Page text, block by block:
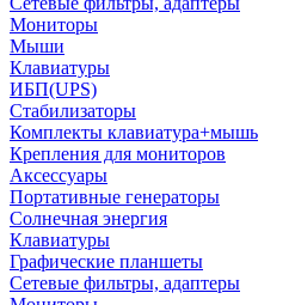
Мониторы
Мыши
Клавиатуры
ИБП(UPS)
Стабилизаторы
Комплекты клавиатура+мышь
Крепления для мониторов
Аксессуары
Портативные генераторы
Солнечная энергия
Клавиатуры
Графические планшеты
Сетевые фильтры, адаптеры